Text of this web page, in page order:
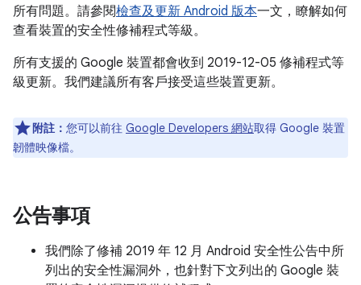
所有問題。請參閱檢查及更新 Android 版本一文，瞭解如何
查看裝置的安全性修補程式等級。
所有支援的 Google 裝置都會收到 2019-12-05 修補程式等
級更新。我們建議所有客戶接受這些裝置更新。
附註： 您可以前往 Google Developers 網站取得 Google 裝置
韌體映像檔。
公告事項
我們除了修補 2019 年 12 月 Android 安全性公告中所
列出的安全性漏洞外，也針對下文列出的 Google 裝